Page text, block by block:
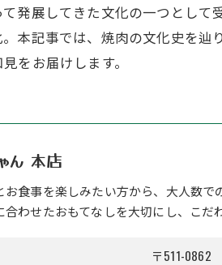
発展してきた文化の一つとし
本記事では、焼肉の文化史を
をお届けします。
ん 本店
食事を楽しみたい方から、大人数で
わせたおもてなしを大切にし、こだ
〒511-0862